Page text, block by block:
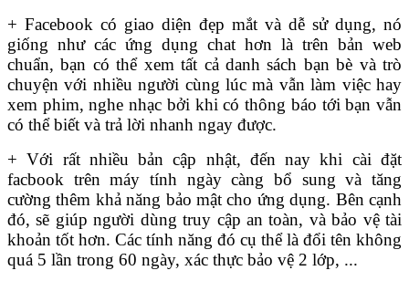
+ Facebook có giao diện đẹp mắt và dễ sử dụng, nó
giống như các ứng dụng chat hơn là trên bản web
chuẩn, bạn có thể xem tất cả danh sách bạn bè và trò
chuyện với nhiều người cùng lúc mà vẫn làm việc hay
xem phim, nghe nhạc bởi khi có thông báo tới bạn vẫn
có thể biết và trả lời nhanh ngay được.
+ Với rất nhiều bản cập nhật, đến nay khi cài đặt
facbook trên máy tính ngày càng bổ sung và tăng
cường thêm khả năng bảo mật cho ứng dụng. Bên cạnh
đó, sẽ giúp người dùng truy cập an toàn, và bảo vệ tài
khoản tốt hơn. Các tính năng đó cụ thể là đổi tên không
quá 5 lần trong 60 ngày, xác thực bảo vệ 2 lớp, ...